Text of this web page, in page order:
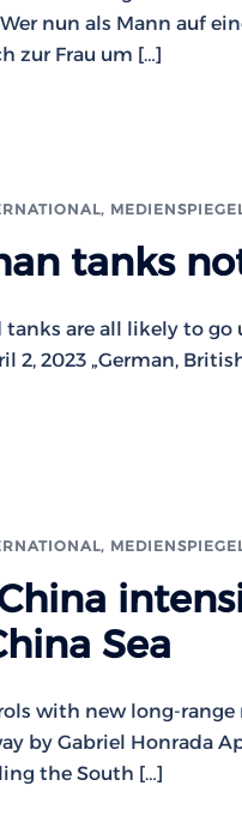
nun als Mann auf
zur Frau um […]
,
tanks
are all likely to
2, 2023 „German,
,
Sea
with new long-
by Gabriel Honrada
the South […]